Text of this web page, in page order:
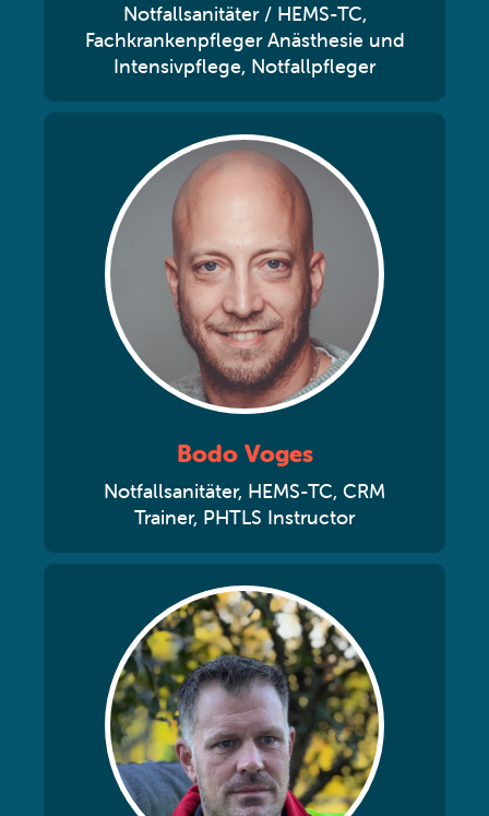
Notfallsanitäter / HEMS-TC,
Fachkrankenpfleger Anästhesie und
Intensivpflege, Notfallpfleger
Bodo Voges
Notfallsanitäter, HEMS-TC, CRM
Trainer, PHTLS Instructor